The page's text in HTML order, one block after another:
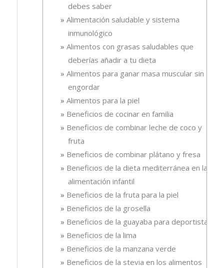
debes saber
Alimentación saludable y sistema
inmunológico
Alimentos con grasas saludables que
deberías añadir a tu dieta
Alimentos para ganar masa muscular sin
engordar
Alimentos para la piel
Beneficios de cocinar en familia
Beneficios de combinar leche de coco y
fruta
Beneficios de combinar plátano y fresa
Beneficios de la dieta mediterránea en la
alimentación infantil
Beneficios de la fruta para la piel
Beneficios de la grosella
Beneficios de la guayaba para deportistas
Beneficios de la lima
Beneficios de la manzana verde
Beneficios de la stevia en los alimentos